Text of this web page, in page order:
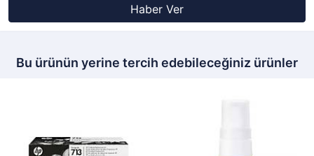
Haber Ver
Bu ürünün yerine tercih edebileceğiniz ürünler